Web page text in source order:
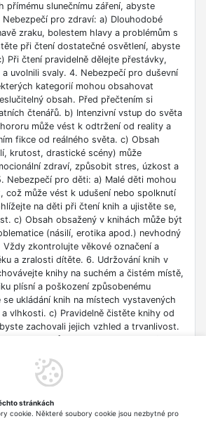
přímému slunečnímu záření, abyste
Nebezpečí pro zdraví: a) Dlouhodobé
zraku, bolestem hlavy a problémům s
při čtení dostatečné osvětlení, abyste
Při čtení pravidelně dělejte přestávky,
uvolnili svaly. 4. Nebezpečí pro duševní
kategorií mohou obsahovat
obsah. Před přečtením si
čtenářů. b) Intenzivní vstup do světa
může vést k odtržení od reality a
fikce od reálného světa. c) Obsah
krutost, drastické scény) může
zdraví, způsobit stres, úzkost a
Nebezpečí pro děti: a) Malé děti mohou
což může vést k udušení nebo spolknutí
na děti při čtení knih a ujistěte se,
c) Obsah obsažený v knihách může být
(násilí, erotika apod.) nevhodný
zkontrolujte věkové označení a
a zralosti dítěte. 6. Udržování knih v
knihy na suchém a čistém místě,
plísní a poškození způsobenému
ukládání knih na místech vystavených
vlhkosti. c) Pravidelně čistěte knihy od
zachovali jejich vzhled a trvanlivost.
účely. b) Věnujte pozornost datu
v některých oblastech se rychle
buďte opatrní a dodržujte pravidla
stránkách
cookie. Některé soubory cookie jsou nezbytné pro